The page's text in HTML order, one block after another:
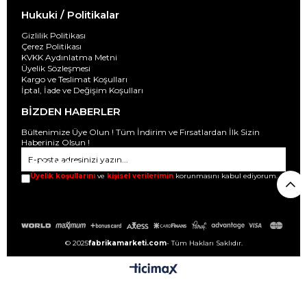
Hukuki / Politikalar
Gizlilik Politikası
Çerez Politikası
KVKK Aydınlatma Metni
Üyelik Sözleşmesi
Kargo ve Teslimat Koşulları
İptal, İade ve Değişim Koşulları
BİZDEN HABERLER
Bültenimize Üye Olun ! Tüm İndirim ve Fırsatlardan İlk Sizin
Haberiniz Olsun !
GÖNDER
Üyelik koşullarını ve kişisel verilerimin korunmasını kabul ediyorum.
© 2025fabrikamarketi.com- Tüm Hakları Saklıdır.